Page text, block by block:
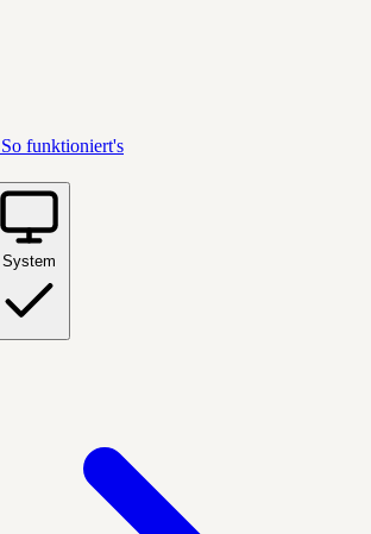
So funktioniert's
System